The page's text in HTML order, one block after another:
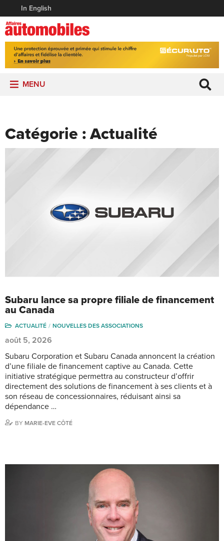
In English
MENU
Catégorie :Actualité
Subaru lance sa propre filiale de financement
au Canada
ACTUALITÉ NOUVELLES DES ASSOCIATIONS
août 5, 2026
Subaru Corporation et Subaru Canada annoncent la création
d’une filiale de financement captive au Canada. Cette
initiative stratégique permettra au constructeur d’offrir
directement des solutions de financement à ses clients et à
son réseau de concessionnaires, réduisant ainsi sa
dépendance …
BY MARIE-EVE CÔTÉ